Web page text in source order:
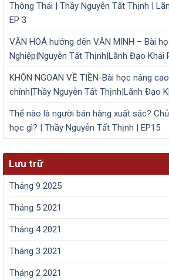
Thông Thái | Thầy Nguyễn Tất Thịnh |
EP 3
VĂN HOÁ hướng đến VĂN MINH – Bài
Nghiệp|Nguyễn Tất Thịnh|Lãnh Đạo Khai
KHÔN NGOAN VỀ TIỀN-Bài học nâng
chính|Thầy Nguyễn Tất Thịnh|Lãnh Đạo
Thế nào là người bán hàng xuất sắc?
học gì? | Thầy Nguyễn Tất Thịnh | EP15
Lưu trữ
Tháng 9 2025
Tháng 5 2021
Tháng 4 2021
Tháng 3 2021
Tháng 2 2021